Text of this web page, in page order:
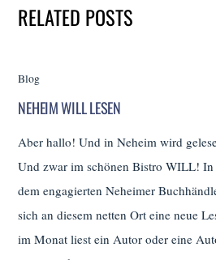
RELATED POSTS
Blog
NEHEIM WILL LESEN
Aber hallo! Und in Neheim wird
Und zwar im schönen Bistro WILL! In
dem engagierten Neheimer
sich an diesem netten Ort eine neue
im Monat liest ein Autor oder eine